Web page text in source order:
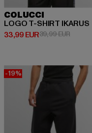
COLUCCI
LOGO T-SHIRT IKARUS
33,99 EUR
Derzeitiger Preis: 33,99
39,99 EUR
-19%